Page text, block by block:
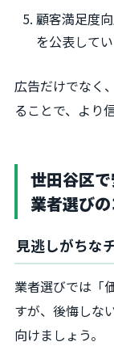
顧客満足度
を公表してい
広告だけでなく
ることで、より
世田谷区
業者選び
見逃しがちな
業者選びでは「
すが、後悔しな
向けましょう。